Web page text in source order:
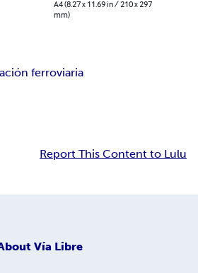
A4 (8.27 x 11.69 in / 210 x 297
mm)
ferroviaria
Report This Content to Lulu
Vía Libre